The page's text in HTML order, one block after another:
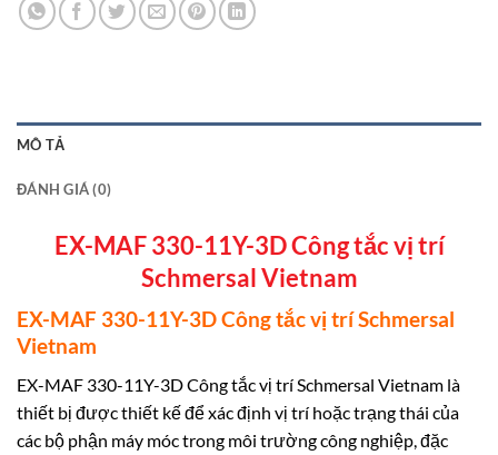
MÔ TẢ
ĐÁNH GIÁ (0)
EX-MAF 330-11Y-3D Công tắc vị trí
Schmersal Vietnam
EX-MAF 330-11Y-3D Công tắc vị trí Schmersal
Vietnam
EX-MAF 330-11Y-3D Công tắc vị trí Schmersal Vietnam là
thiết bị được thiết kế để xác định vị trí hoặc trạng thái của
các bộ phận máy móc trong môi trường công nghiệp, đặc